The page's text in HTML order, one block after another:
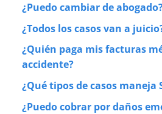
¿Puedo cambiar de
¿Todos los casos van a
¿Quién paga mis facturas
accidente?
¿Qué tipos de casos maneja
¿Puedo cobrar por daños